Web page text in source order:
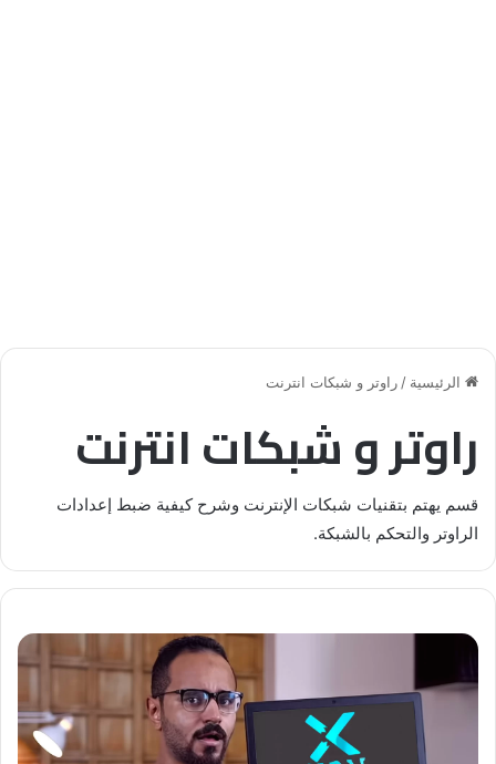
الرئيسية / راوتر و شبكات انترنت
راوتر و شبكات انترنت
قسم يهتم بتقنيات شبكات الإنترنت وشرح كيفية ضبط إعدادات
الراوتر والتحكم بالشبكة.